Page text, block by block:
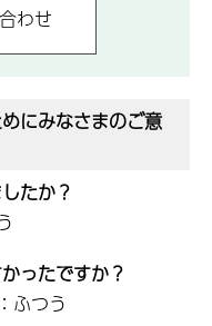
にみなさまのご意
たか？
ったですか？
ふつう